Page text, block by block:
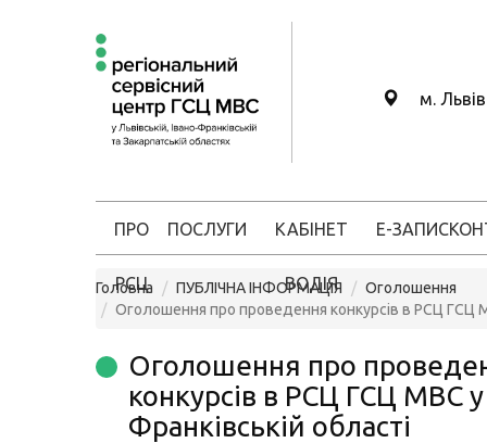
м.
ПРО
РСЦ
ПОСЛУГИ КАБІНЕТ
ВОДІЯ
Е-ЗАПИС
Головна ПУБЛІЧНА ІНФОРМАЦІЯ
Оголошення
Оголошення про проведення конкурсів в РСЦ ГСЦ
Оголошення про
конкурсів в РСЦ ГСЦ МВС у
Франківській області